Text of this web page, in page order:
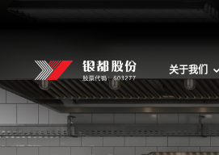
关于我们